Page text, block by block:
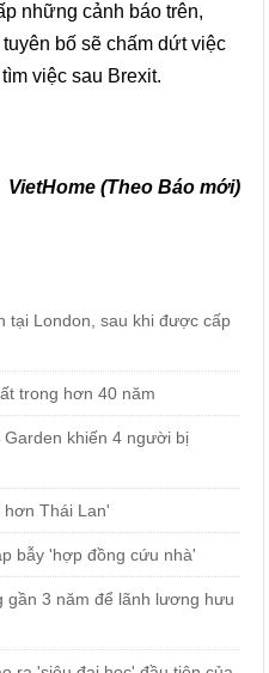
những cảnh báo trên,
bố sẽ chấm dứt việc
việc sau Brexit.
VietHome (Theo Báo mới)
tại London, sau khi được cấp
trong hơn 40 năm
khiến 4 người bị
hơn Thái Lan'
bẫy 'hợp đồng cứu nhà'
gần 3 năm để lãnh lương hưu